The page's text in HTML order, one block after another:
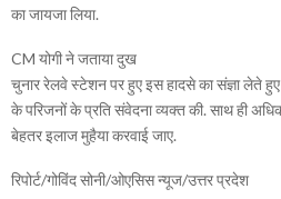
का जायजा लिया.
CM योगी ने जताया दुख
चुनार रेलवे स्टेशन पर हुए इस हादसे का संज्ञा लेते
के परिजनों के प्रति संवेदना व्यक्त की. साथ ही
बेहतर इलाज मुहैया करवाई जाए.
रिपोर्ट/गोविंद सोनी/ओएसिस न्यूज/उत्तर प्रदेश